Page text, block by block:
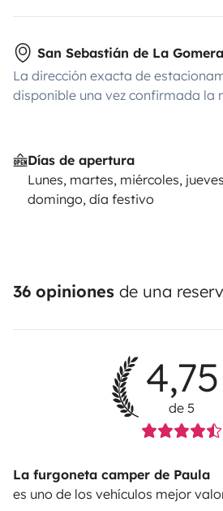
San Sebastián de La
La dirección exacta de
disponible una vez confirmada la
Días de apertura
Lunes, martes, miércoles,
domingo, día festivo
36 opiniones de una
4,75
de 5
La furgoneta camper de Paula
es uno de los vehículos mejor